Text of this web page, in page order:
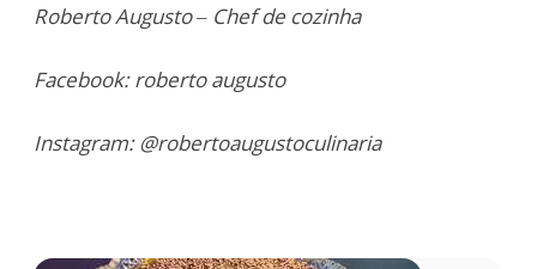
Roberto Augusto – Chef de cozinha
Facebook: roberto augusto
Instagram: @robertoaugustoculinaria